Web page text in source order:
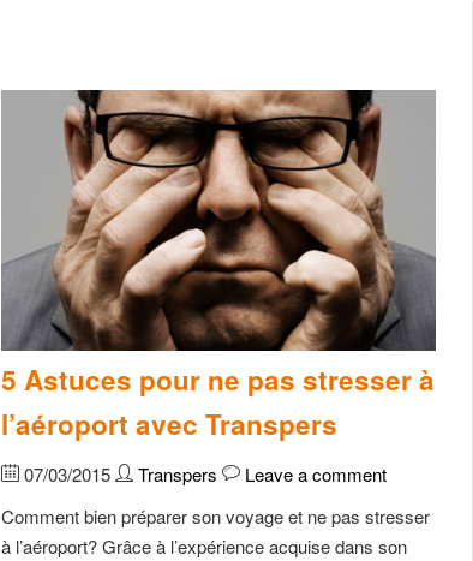
5 Astuces pour ne pas stresser à
l’aéroport avec Transpers
07/03/2015 Transpers
Leave a comment
Comment bien préparer son voyage et ne pas stresser
à l’aéroport? Grâce à l’expérience acquise dans son